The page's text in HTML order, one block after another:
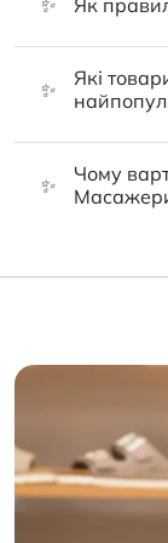
✨ Як
✨
Які
✨
Чому